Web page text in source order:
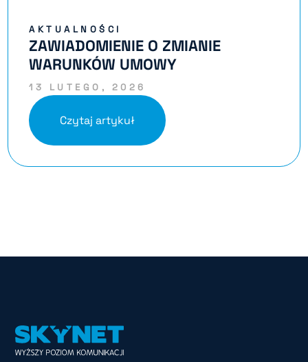
AKTUALNOŚCI
ZAWIADOMIENIE O ZMIANIE
WARUNKÓW UMOWY
13 LUTEGO, 2026
Czytaj artykuł